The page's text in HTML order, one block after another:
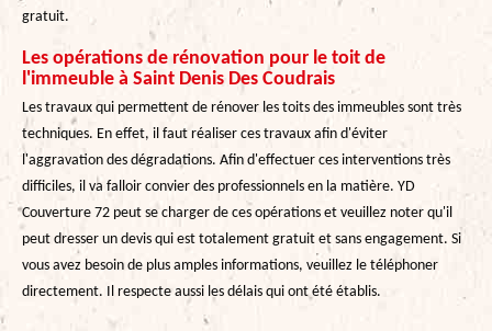
gratuit.
Les opérations de rénovation pour le toit de
l'immeuble à Saint Denis Des Coudrais
Les travaux qui permettent de rénover les toits des immeubles sont très
techniques. En effet, il faut réaliser ces travaux afin d'éviter
l'aggravation des dégradations. Afin d'effectuer ces interventions très
difficiles, il va falloir convier des professionnels en la matière. YD
Couverture 72 peut se charger de ces opérations et veuillez noter qu'il
peut dresser un devis qui est totalement gratuit et sans engagement. Si
vous avez besoin de plus amples informations, veuillez le téléphoner
directement. Il respecte aussi les délais qui ont été établis.